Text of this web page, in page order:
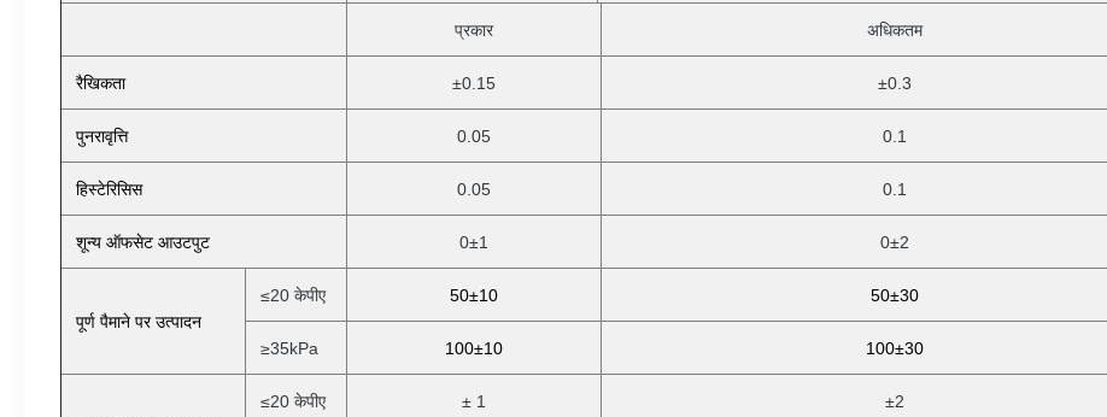
प्रकार अधिकतम
रैखिकता ±0.15 ±0.3
पुनरावृत्ति 0.05 0.1
हिस्टेरिसिस 0.05 0.1
शून्य ऑफसेट आउटपुट 0±1 0±2
पूर्ण पैमाने पर उत्पादन
≤20 केपीए 50±10 50±30
≥35kPa 100±10 100±30
≤20 केपीए ± 1 ±2